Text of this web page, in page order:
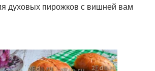
духовых пирожков с вишней вам